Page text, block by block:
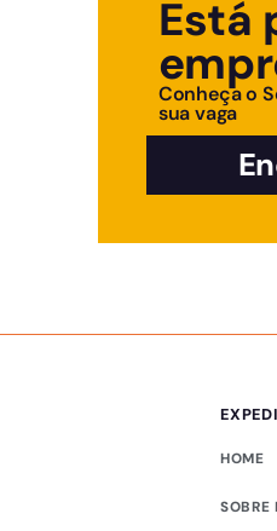
TEMPO DE
TEMPO NOVO
Está
Conheça o
sua vaga
HOME
SOBRE